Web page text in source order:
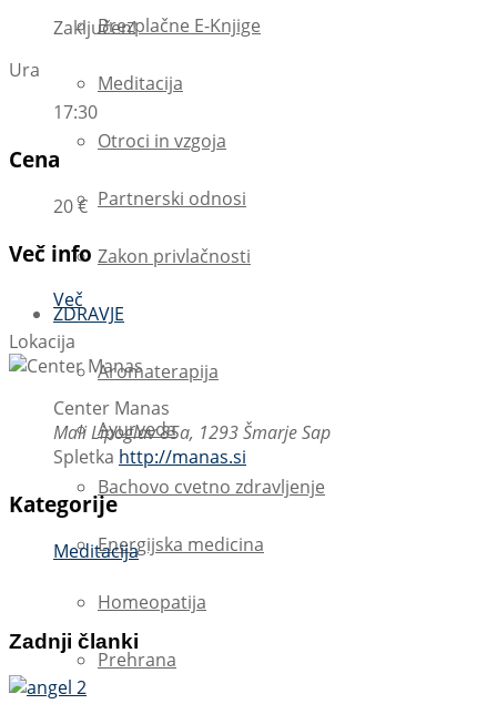
Brezplačne E-Knjige
Meditacija
Otroci in vzgoja
Partnerski odnosi
Zakon privlačnosti
ZDRAVJE
Aromaterapija
Ayurveda
Bachovo cvetno zdravljenje
Energijska medicina
Homeopatija
Prehrana
Zaključen!
Ura
17:30
Cena
20 €
Več info
Več
Lokacija
Center Manas
Mali Lipoglav 85a, 1293 Šmarje Sap
Spletka http://manas.si
Kategorije
Meditacija
Zadnji članki